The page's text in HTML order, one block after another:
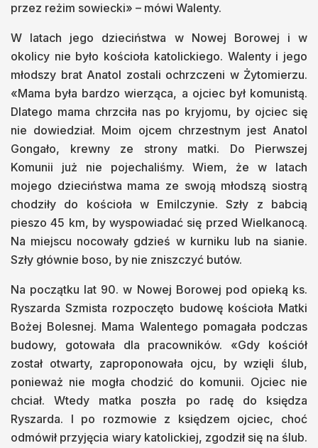
przez reżim sowiecki» – mówi Walenty.
W latach jego dzieciństwa w Nowej Borowej i w
okolicy nie było kościoła katolickiego. Walenty i jego
młodszy brat Anatol zostali ochrzczeni w Żytomierzu.
«Mama była bardzo wierząca, a ojciec był komunistą.
Dlatego mama chrzciła nas po kryjomu, by ojciec się
nie dowiedział. Moim ojcem chrzestnym jest Anatol
Gongało, krewny ze strony matki. Do Pierwszej
Komunii już nie pojechaliśmy. Wiem, że w latach
mojego dzieciństwa mama ze swoją młodszą siostrą
chodziły do kościoła w Emilczynie. Szły z babcią
pieszo 45 km, by wyspowiadać się przed Wielkanocą.
Na miejscu nocowały gdzieś w kurniku lub na sianie.
Szły głównie boso, by nie zniszczyć butów.
Na początku lat 90. w Nowej Borowej pod opieką ks.
Ryszarda Szmista rozpoczęto budowę kościoła Matki
Bożej Bolesnej. Mama Walentego pomagała podczas
budowy, gotowała dla pracowników. «Gdy kościół
został otwarty, zaproponowała ojcu, by wzięli ślub,
ponieważ nie mogła chodzić do komunii. Ojciec nie
chciał. Wtedy matka poszła po radę do księdza
Ryszarda. I po rozmowie z księdzem ojciec, choć
odmówił przyjęcia wiary katolickiej, zgodził się na ślub.